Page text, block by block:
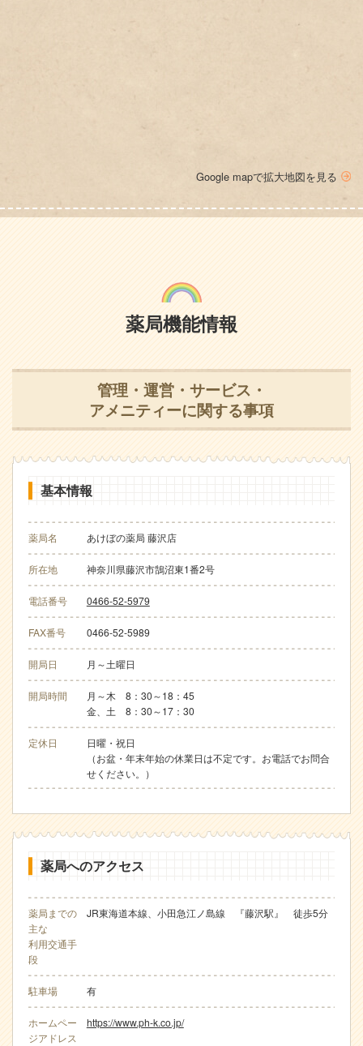
Google mapで拡大地図を見る
薬局機能情報
管理・運営・サービス・
アメニティーに関する事項
基本情報
薬局名 あけぼの薬局 藤沢店
所在地 神奈川県藤沢市鵠沼東1番2号
電話番号 0466-52-5979
FAX番号 0466-52-5989
開局日 月～土曜日
開局時間
月～木 8：30～18：45
金、土 8：30～17：30
定休日
日曜・祝日
（お盆・年末年始の休業日は不定です。お電話でお問合
せください。）
薬局へのアクセス
薬局までの
主な
利用交通手
段
JR東海道本線、小田急江ノ島線 『藤沢駅』 徒歩5分
駐車場 有
ホームペー
ジアドレス
https://www.ph-k.co.jp/